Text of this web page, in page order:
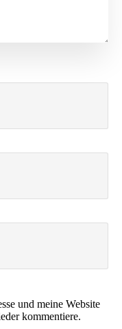
und meine Website
kommentiere.